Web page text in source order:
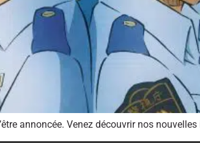
annoncée. Venez découvrir nos